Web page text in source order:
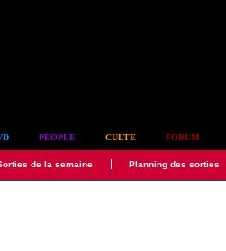
PEOPLE CULTE FORUM
de la semaine Planning des sorties